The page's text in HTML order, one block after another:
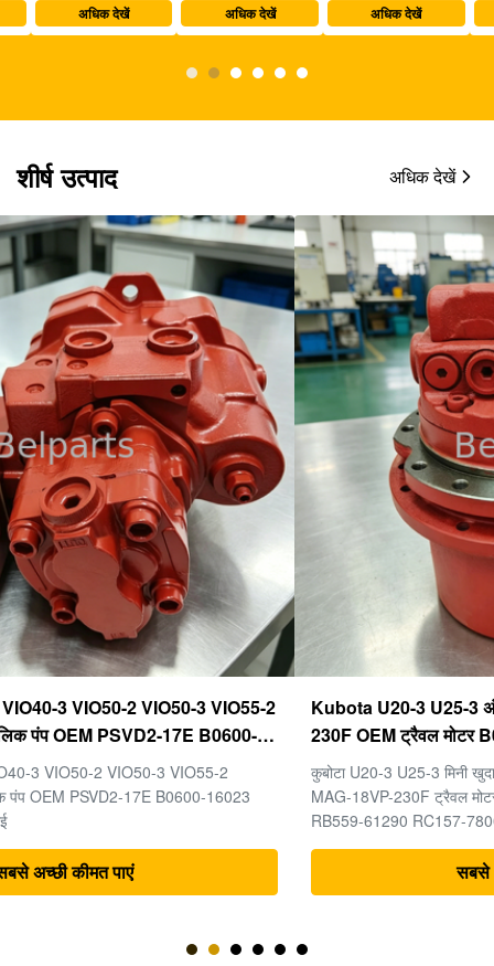
अधिक देखें
अधिक देखें
अधिक देखें
शीर्ष उत्पाद अधिक देखें
Kubota U20-3 U25-3 अंतिम ड्राइव KYB MAG-18VP-
230F OEM ट्रैवल मोटर B0240-18076 RB511-61290
RB559-61290 RC157-78000 मिनी खुदाई भागों के लिए
कुबोटा U20-3 U25-3 मिनी खुदाई मशीन के पुर्जों के लिए अंतिम ड्राइव KYB
MAG-18VP-230F ट्रैवल मोटर B0240-18076 RB511-61290